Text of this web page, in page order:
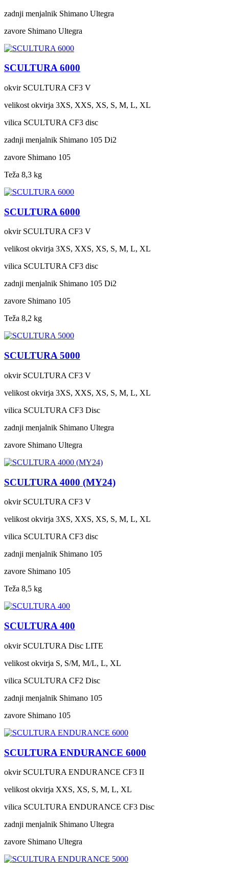
zadnji menjalnik Shimano Ultegra
zavore Shimano Ultegra
SCULTURA 6000
okvir SCULTURA CF3 V
velikost okvirja 3XS, XXS, XS, S, M, L, XL
vilica SCULTURA CF3 disc
zadnji menjalnik Shimano 105 Di2
zavore Shimano 105
Teža 8,3 kg
SCULTURA 6000
okvir SCULTURA CF3 V
velikost okvirja 3XS, XXS, XS, S, M, L, XL
vilica SCULTURA CF3 disc
zadnji menjalnik Shimano 105 Di2
zavore Shimano 105
Teža 8,2 kg
SCULTURA 5000
okvir SCULTURA CF3 V
velikost okvirja 3XS, XXS, XS, S, M, L, XL
vilica SCULTURA CF3 Disc
zadnji menjalnik Shimano Ultegra
zavore Shimano Ultegra
SCULTURA 4000 (MY24)
okvir SCULTURA CF3 V
velikost okvirja 3XS, XXS, XS, S, M, L, XL
vilica SCULTURA CF3 disc
zadnji menjalnik Shimano 105
zavore Shimano 105
Teža 8,5 kg
SCULTURA 400
okvir SCULTURA Disc LITE
velikost okvirja S, S/M, M/L, L, XL
vilica SCULTURA CF2 Disc
zadnji menjalnik Shimano 105
zavore Shimano 105
SCULTURA ENDURANCE 6000
okvir SCULTURA ENDURANCE CF3 II
velikost okvirja XXS, XS, S, M, L, XL
vilica SCULTURA ENDURANCE CF3 Disc
zadnji menjalnik Shimano Ultegra
zavore Shimano Ultegra